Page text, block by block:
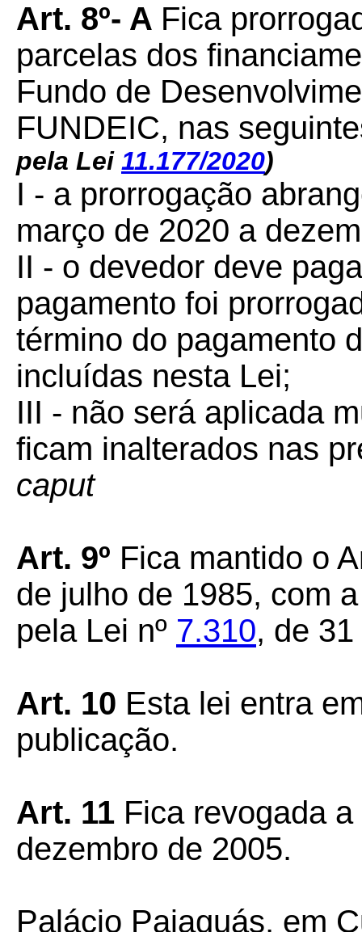
Art. 8º- A Fica
parcelas dos
Fundo de
FUNDEIC, nas
pela Lei 11.177/2020)
I - a prorrogação
março de 2020 a
II - o devedor deve
pagamento foi
término do pagamento
incluídas nesta Lei;
III - não será aplicada
ficam inalterados nas
caput
Art. 9º Fica mantido o
de julho de 1985, com
pela Lei nº 7.310, de
Art. 10 Esta lei entra
publicação.
Art. 11 Fica revogada
dezembro de 2005.
Palácio Paiaguás, em